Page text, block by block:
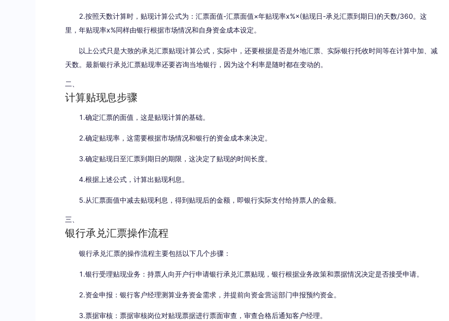
2.按照天数计算时，贴现计算公式为：汇票面值-汇票面值×年贴现率x%×(贴现日-承兑汇票到期日)的天数/360。这
里，年贴现率x%同样由银行根据市场情况和自身资金成本设定。
以上公式只是大致的承兑汇票贴现计算公式，实际中，还要根据是否是外地汇票、实际银行托收时间等在计算中加、减
天数。最新银行承兑汇票贴现率还要咨询当地银行，因为这个利率是随时都在变动的。
二、
计算贴现息步骤
1.确定汇票的面值，这是贴现计算的基础。
2.确定贴现率，这需要根据市场情况和银行的资金成本来决定。
3.确定贴现日至汇票到期日的期限，这决定了贴现的时间长度。
4.根据上述公式，计算出贴现利息。
5.从汇票面值中减去贴现利息，得到贴现后的金额，即银行实际支付给持票人的金额。
三、
银行承兑汇票操作流程
银行承兑汇票的操作流程主要包括以下几个步骤：
1.银行受理贴现业务：持票人向开户行申请银行承兑汇票贴现，银行根据业务政策和票据情况决定是否接受申请。
2.资金申报：银行客户经理测算业务资金需求，并提前向资金营运部门申报预约资金。
3.票据审核：票据审核岗位对贴现票据进行票面审查，审查合格后通知客户经理。